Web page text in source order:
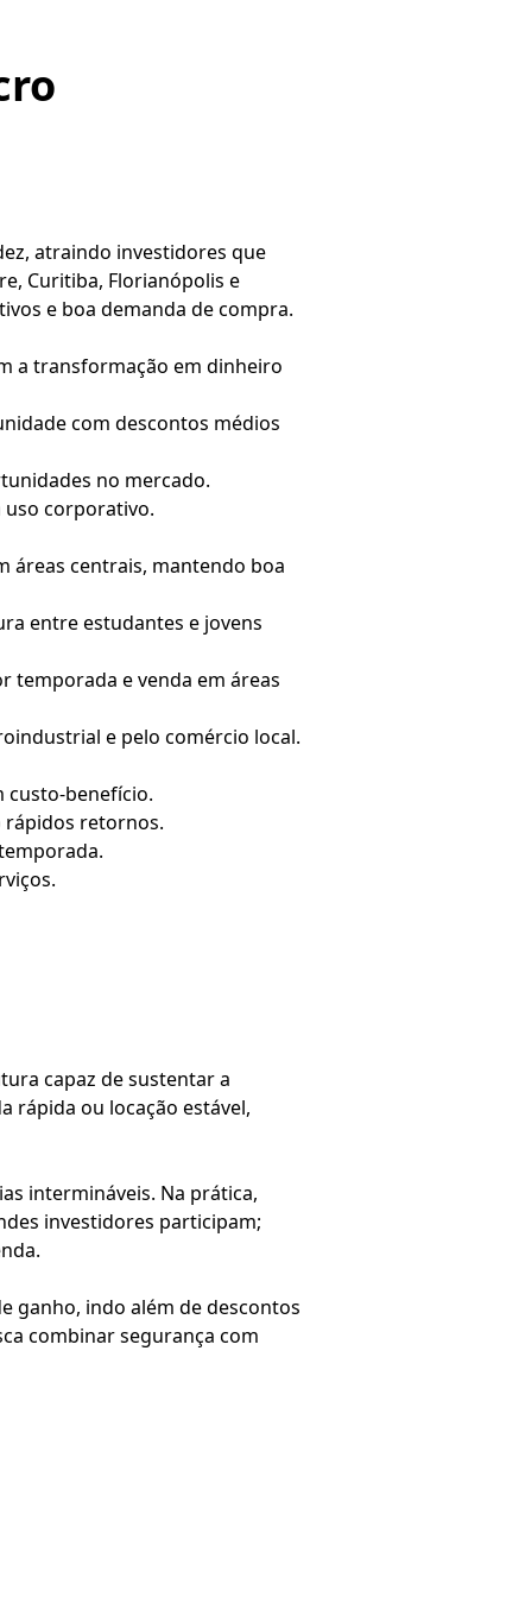
atraindo investidores que
Curitiba, Florianópolis e
e boa demanda de compra.
a transformação em dinheiro
com descontos médios
no mercado.
uso corporativo.
áreas centrais, mantendo boa
entre estudantes e jovens
temporada e venda em áreas
e pelo comércio local.
custo-benefício.
rápidos retornos.
capaz de sustentar a
rápida ou locação estável,
intermináveis. Na prática,
investidores participam;
ganho, indo além de descontos
combinar segurança com